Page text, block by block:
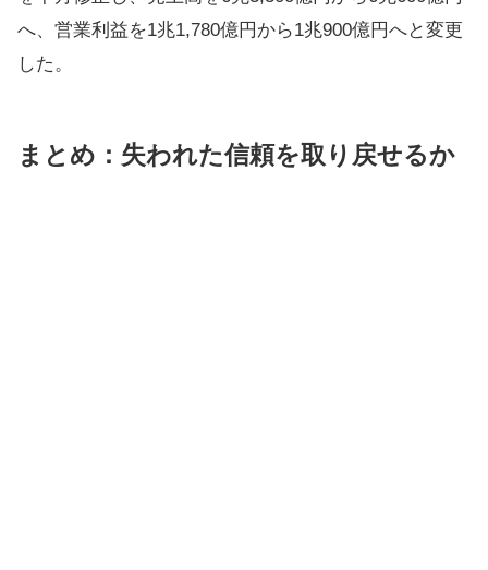
へ、営業利益を1兆1,780億円から1兆900億円へと変更
した。
まとめ：失われた信頼を取り戻せるか